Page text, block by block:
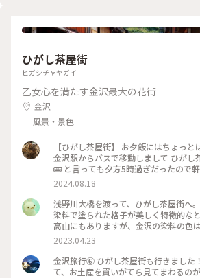
るのかな……？？ほうじ茶だけだと、あ
ひがし茶屋街
ヒガシチャヤガイ
乙女心を満たす金沢最大の花街
金沢
風景・景色
【ひがし茶屋街】 お夕飯にはちょっ
金沢駅からバスで移動しまして ひがし
🚌 と言っても夕方5時過ぎだったので
ー😱 お目当てだったカフェも金箔ソフ
いのー⁈😭な様子でしたが 食べ歩きや
りに 夕方になりだいぶ涼しくなった古
めで堪能できたのでそれはそれでヨシ
茶屋街はまた今度のお楽しみに取って
堪能しつつ夕涼みのお散歩になりまし
古い街並み #ひがし茶屋街 #ひゃくまんさん #夕涼み #お
北陸応援旅 #ドライブ旅 #金沢 #ことりっぷ金沢 #クラシカル
な街 #ことりっぷ旅2024
2024.08.18
浅野川大橋を渡って、ひがし茶屋街へ。 紅殻という独特の赤い
染料で塗られた格子が美しく特徴的な
高山にもありますが、金沢の染料の色
そう。 茶屋街以外でも、市内のあちこちでこの木虫籠(きむす
こ)と呼ばれる、むしかごのような細い
風情があり素敵です。 東料亭組合の前を通ると、芸妓さんの三
味線のお稽古の音が聞こえてきました
2023.04.23
金沢旅行⑥ ひがし茶屋街も行きました
て、お土産を買いがてら見てまわるの